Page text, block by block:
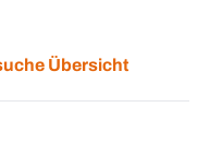
Übersicht